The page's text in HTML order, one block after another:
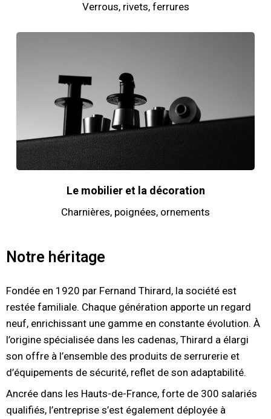
Verrous, rivets, ferrures
Le mobilier et la décoration
Charnières, poignées, ornements
Notre héritage
Fondée en 1920 par Fernand Thirard, la société est
restée familiale. Chaque génération apporte un regard
neuf, enrichissant une gamme en constante évolution. À
l’origine spécialisée dans les cadenas, Thirard a élargi
son offre à l’ensemble des produits de serrurerie et
d’équipements de sécurité, reflet de son adaptabilité.
Ancrée dans les Hauts-de-France, forte de 300 salariés
qualifiés, l’entreprise s’est également déployée à